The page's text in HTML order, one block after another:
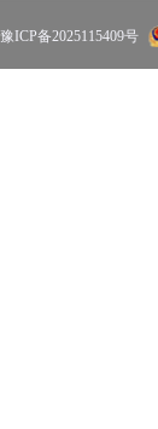
豫ICP备2025115409号